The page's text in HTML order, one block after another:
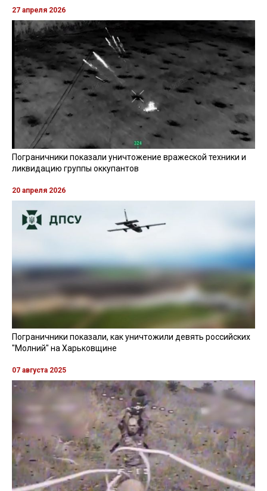
Прорыв обороны на Харьковщине: суд
продлил меру пресечения для
генерала Галушкина
фото: Общественное
Читайте також
українською мовою
Сегодня, 22 апреля, Печерский районный суд
города Киева на два месяца продлил меру
пресечения для бывшего начальника Оперативно-
тактической группировки "Харьков" генерала Юрия
обороне Харьковщины во время наступления РФ в
мае 2024 года
RegioNews.
"Во вторник, 22 апреля Печерский районный суд
Киева продлил меру пресечения для эксначальника
содержания под стражей на 60 дней — до 20 июня", —
говорится в сообщении.
Адвокат Галушкина Дмитрий Круговой сообщил
журналистам, что 17 апреля генералу сделали
операцию по удалению металлоконструкций,
установленных в результате перелома ключицы. С
тех пор он находится в палате интенсивной терапии.